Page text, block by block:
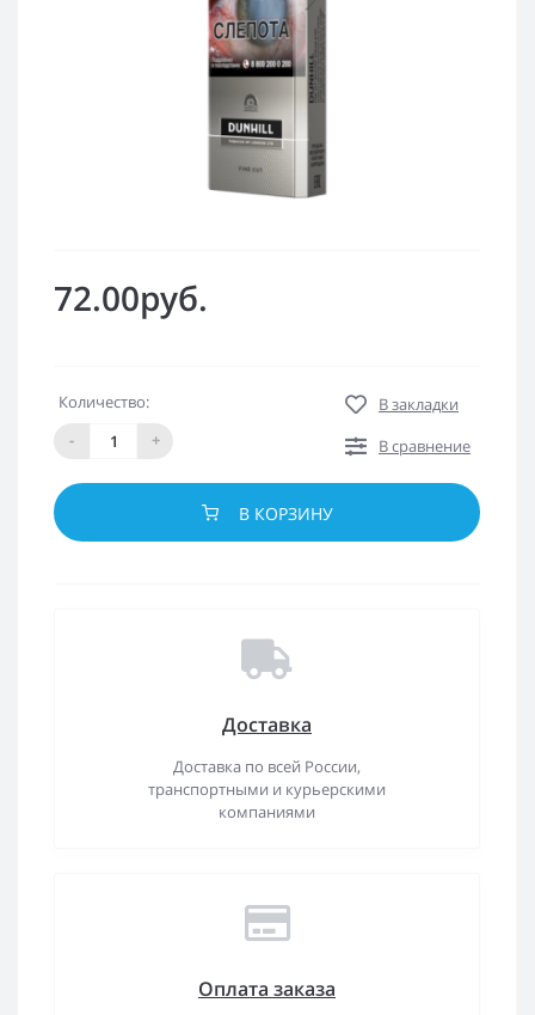
72.00руб.
Количество:
-
+
В закладки
В сравнение
В КОРЗИНУ
Доставка
Доставка по всей России,
транспортными и курьерскими
компаниями
Оплата заказа